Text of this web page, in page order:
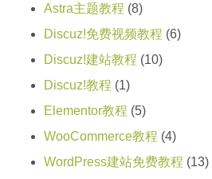
Astra主题教程 (8)
Discuz!免费视频教程 (6)
Discuz!建站教程 (10)
Discuz!教程 (1)
Elementor教程 (5)
WooCommerce教程 (4)
WordPress建站免费教程 (13)